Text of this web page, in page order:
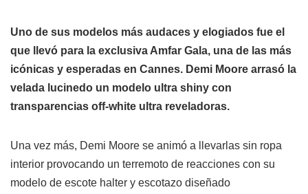
Uno de sus modelos más audaces y elogiados fue el
que llevó para la exclusiva Amfar Gala, una de las más
icónicas y esperadas en Cannes. Demi Moore arrasó la
velada lucinedo un modelo ultra shiny con
transparencias off-white ultra reveladoras.
Una vez más, Demi Moore se animó a llevarlas sin ropa
interior provocando un terremoto de reacciones con su
modelo de escote halter y escotazo diseñado